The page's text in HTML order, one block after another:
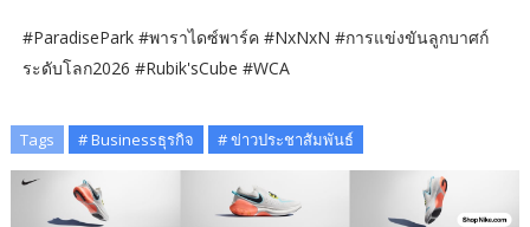
#ParadisePark #พาราไดซ์พาร์ค #NxNxN #การแข่งขันลูกบาศก์
ระดับโลก2026 #Rubik'sCube #WCA
Tags # Businessธุรกิจ # ข่าวประชาสัมพันธ์